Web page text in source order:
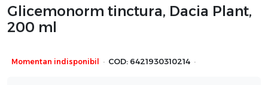
Glicemonorm tinctura, Dacia Plant,
200 ml
Momentan indisponibil · COD: 6421930310214 ·